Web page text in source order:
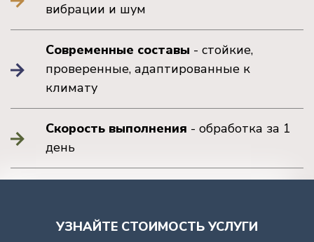
вибрации и шум
Современные составы - стойкие,
проверенные, адаптированные к
климату
Скорость выполнения - обработка за 1
день
УЗНАЙТЕ СТОИМОСТЬ УСЛУГИ